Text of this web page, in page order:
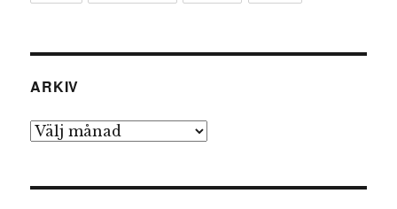
ARKIV
Arkiv